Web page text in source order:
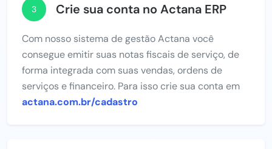
3 Crie sua conta no Actana ERP
Com nosso sistema de gestão Actana você
consegue emitir suas notas fiscais de serviço, de
forma integrada com suas vendas, ordens de
serviços e financeiro. Para isso crie sua conta em
actana.com.br/cadastro